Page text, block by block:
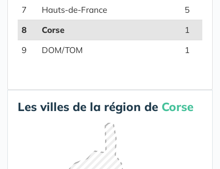
7 Hauts-de-France
5
8
Corse
1
9
DOM/TOM 1
Les villes de la région de Corse